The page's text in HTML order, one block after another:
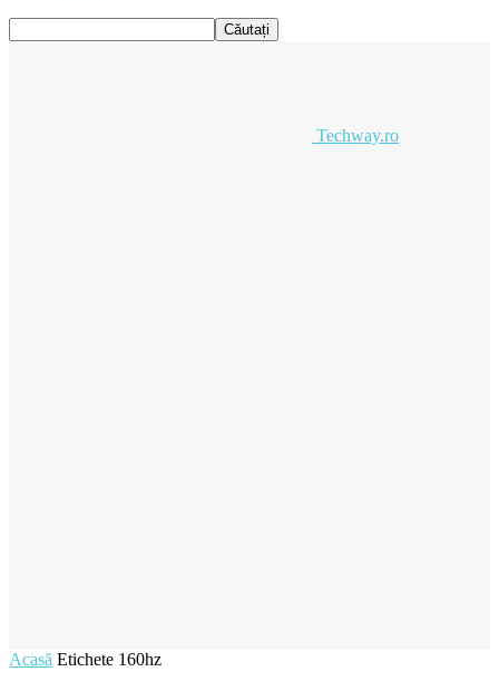
Techway.ro
Acasă Etichete 160hz